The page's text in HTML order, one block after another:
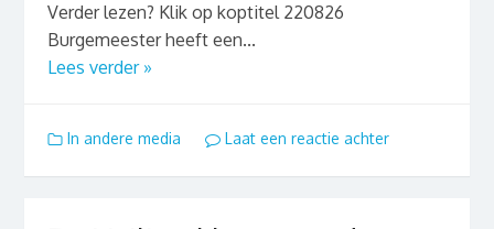
Verder lezen? Klik op koptitel 220826
Burgemeester heeft een...
Lees verder »
In andere media Laat een reactie achter